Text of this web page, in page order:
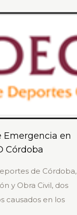
Emergencia en
Córdoba
de Córdoba,
y Obra Civil, dos
causados en los